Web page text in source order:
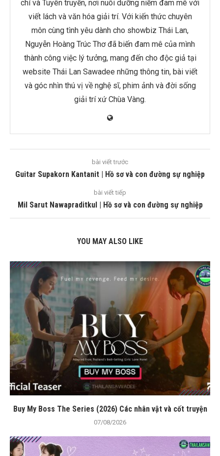
chí và Tuyên truyền, nơi nuôi dưỡng niềm đam mê với
viết lách và văn hóa giải trí. Với kiến thức chuyên
môn cùng tình yêu dành cho showbiz Thái Lan,
Nguyễn Hoàng Trúc Thơ đã biến đam mê của mình
thành công việc lý tưởng, mang đến cho độc giả tại
website Thái Lan Sawadee những thông tin, bài viết
và góc nhìn thú vị về nghệ sĩ, phim ảnh và đời sống
giải trí xứ Chùa Vàng.
bài viết trước
Guitar Supakorn Kantanit | Hồ sơ và con đường sự nghiệp
bài viết tiếp
Mil Sarut Nawapraditkul | Hồ sơ và con đường sự nghiệp
YOU MAY ALSO LIKE
Buy My Boss The Series (2026) Các nhân vật và cốt truyện
07/08/2026